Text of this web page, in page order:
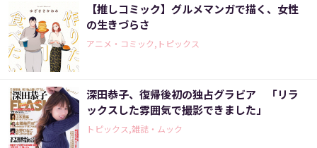
【推しコミック】グルメマンガで描く、女性
の生きづらさ
アニメ・コミック,トピックス
深田恭子、復帰後初の独占グラビア 「リラ
ックスした雰囲気で撮影できました」
トピックス,雑誌・ムック